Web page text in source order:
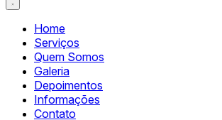
Home
Serviços
Quem Somos
Galeria
Depoimentos
Informações
Contato